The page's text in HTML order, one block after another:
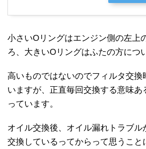
小さいOリングはエンジン側の左上
ろ、大きいOリングはふたの方につ
高いものではないのでフィルタ交換
いますが、正直毎回交換する意味あ
っています。
オイル交換後、オイル漏れトラブル
交換しているってからって思うこと